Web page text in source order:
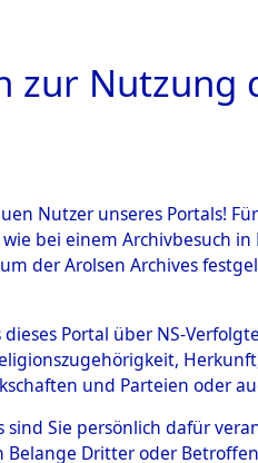
von
zur Nutzung
Nutzer unseres Portals!
bei einem Archivbesuch
der Arolsen Archives
dieses Portal über NS-
und Parteien oder
sind Sie persönlich dafür
Dritter oder